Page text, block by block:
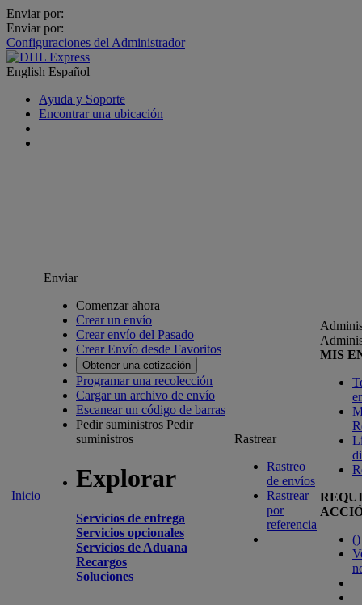
Enviar por:
Enviar por:
Configuraciones del Administrador
English Español
Ayuda y Soporte
Encontrar una ubicación
Inicio
Enviar
Comenzar ahora
Crear un envío
Crear envío del Pasado
Crear Envío desde Favoritos
Obtener una cotización
Programar una recolección
Cargar un archivo de envío
Escanear un código de barras
Pedir suministros Pedir
suministros
Explorar
Servicios de entrega
Servicios opcionales
Servicios de Aduana
Recargos
Soluciones
Rastrear
Rastreo
de envíos
Rastrear
por
referencia
MIS
()